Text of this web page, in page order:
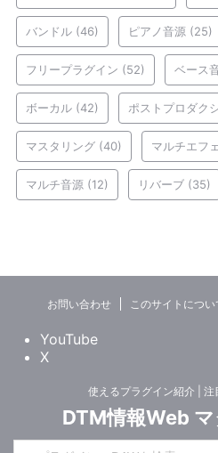
バンドル (46) ピアノ音源 (25)
フリープラグイン (52) ベース
ボーカル (42) ポストプロダク
マスタリング (40) マルチエフ
マルチ音源 (12) リバーブ (35)
お問い合わせ このサイトについ
YouTube
X
使えるプラグイン紹介 |
DTM情報Web